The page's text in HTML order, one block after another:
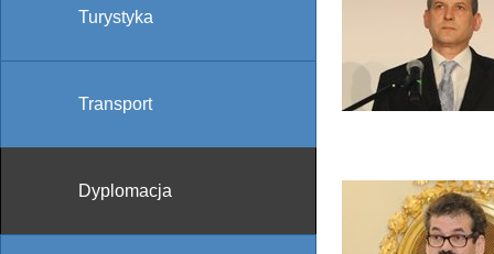
Turystyka
Transport
Dyplomacja